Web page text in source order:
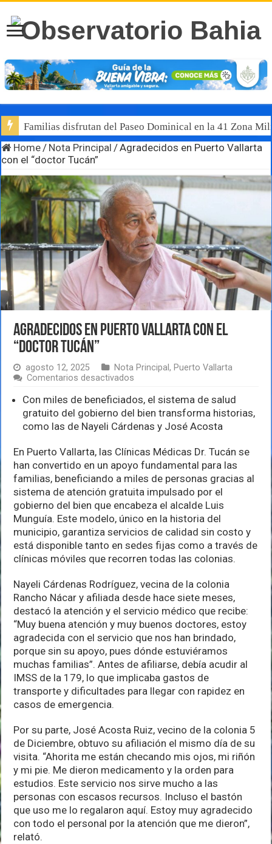
Familias disfrutan del Paseo Dominical en la 41 Zona
Home / Nota Principal /Agradecidos en Puerto Vallarta
con el “doctor Tucán”
Agradecidos en Puerto Vallarta con el
“doctor Tucán”
agosto 12, 2025 Nota Principal, Puerto Vallarta
Comentarios desactivados
en
Puerto
Vallarta
con
“doctor
Tucán”
Con miles de beneficiados, el sistema de salud
gratuito del gobierno del bien transforma historias,
como las de Nayeli Cárdenas y José Acosta
En Puerto Vallarta, las Clínicas Médicas Dr. Tucán se
han convertido en un apoyo fundamental para las
familias, beneficiando a miles de personas gracias al
sistema de atención gratuita impulsado por el
gobierno del bien que encabeza el alcalde Luis
Munguía. Este modelo, único en la historia del
municipio, garantiza servicios de calidad sin costo y
está disponible tanto en sedes fijas como a través de
clínicas móviles que recorren todas las colonias.
Nayeli Cárdenas Rodríguez, vecina de la colonia
Rancho Nácar y afiliada desde hace siete meses,
destacó la atención y el servicio médico que recibe:
“Muy buena atención y muy buenos doctores, estoy
agradecida con el servicio que nos han brindado,
porque sin su apoyo, pues dónde estuviéramos
muchas familias”. Antes de afiliarse, debía acudir al
IMSS de la 179, lo que implicaba gastos de
transporte y dificultades para llegar con rapidez en
casos de emergencia.
Por su parte, José Acosta Ruiz, vecino de la colonia 5
de Diciembre, obtuvo su afiliación el mismo día de su
visita. “Ahorita me están checando mis ojos, mi riñón
y mi pie. Me dieron medicamento y la orden para
estudios. Este servicio nos sirve mucho a las
personas con escasos recursos. Incluso el bastón
que uso me lo regalaron aquí. Estoy muy agradecido
con todo el personal por la atención que me dieron”,
relató.